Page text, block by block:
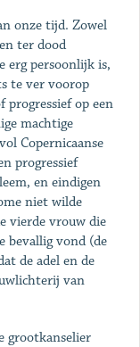
onze tijd. Zowel
ter dood
erg persoonlijk is,
te ver voorop
progressief op een
machtige
Copernicaanse
progressief
en eindigen
niet wilde
vierde vrouw die
bevallig vond (de
de adel en de
van
grootkanselier